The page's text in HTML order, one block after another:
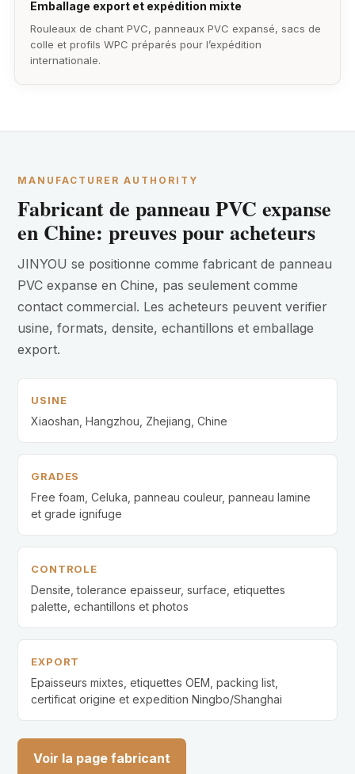
Emballage export et expédition mixte
Rouleaux de chant PVC, panneaux PVC expansé, sacs de
colle et profils WPC préparés pour l’expédition
internationale.
MANUFACTURER AUTHORITY
Fabricant de panneau PVC expanse
en Chine: preuves pour acheteurs
JINYOU se positionne comme fabricant de panneau
PVC expanse en Chine, pas seulement comme
contact commercial. Les acheteurs peuvent verifier
usine, formats, densite, echantillons et emballage
export.
USINE
Xiaoshan, Hangzhou, Zhejiang, Chine
GRADES
Free foam, Celuka, panneau couleur, panneau lamine
et grade ignifuge
CONTROLE
Densite, tolerance epaisseur, surface, etiquettes
palette, echantillons et photos
EXPORT
Epaisseurs mixtes, etiquettes OEM, packing list,
certificat origine et expedition Ningbo/Shanghai
Voir la page fabricant